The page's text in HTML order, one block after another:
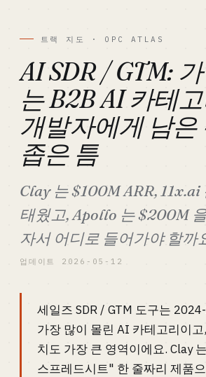
트랙 지도 · OPC ATLAS
AI SDR / GTM:
는 B2B AI 카테고
개발자에게 남은
좁은 틈
Clay 는 $100M ARR,
태웠고, Apollo 는 $200M
자서 어디로 들어가야 할까
업데이트 2026-05-12
세일즈 SDR / GTM 도구는
가장 많이 몰린 AI 카테고리이고
치도 가장 큰 영역이에요. Clay
스프레드시트" 한 줄짜리 제품